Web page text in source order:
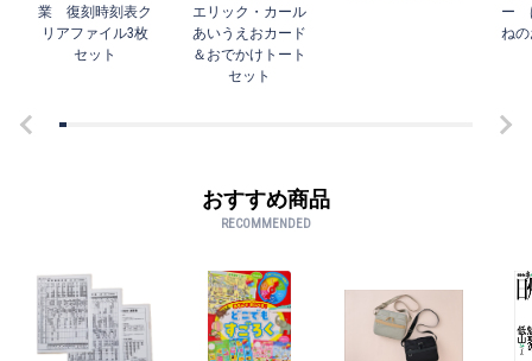
業 復刻時刻表ク
リアファイル3枚
セット
エリック・カール
あいうえおカード
＆おでかけトート
セット
ー
ね
おすすめ商品
RECOMMENDED